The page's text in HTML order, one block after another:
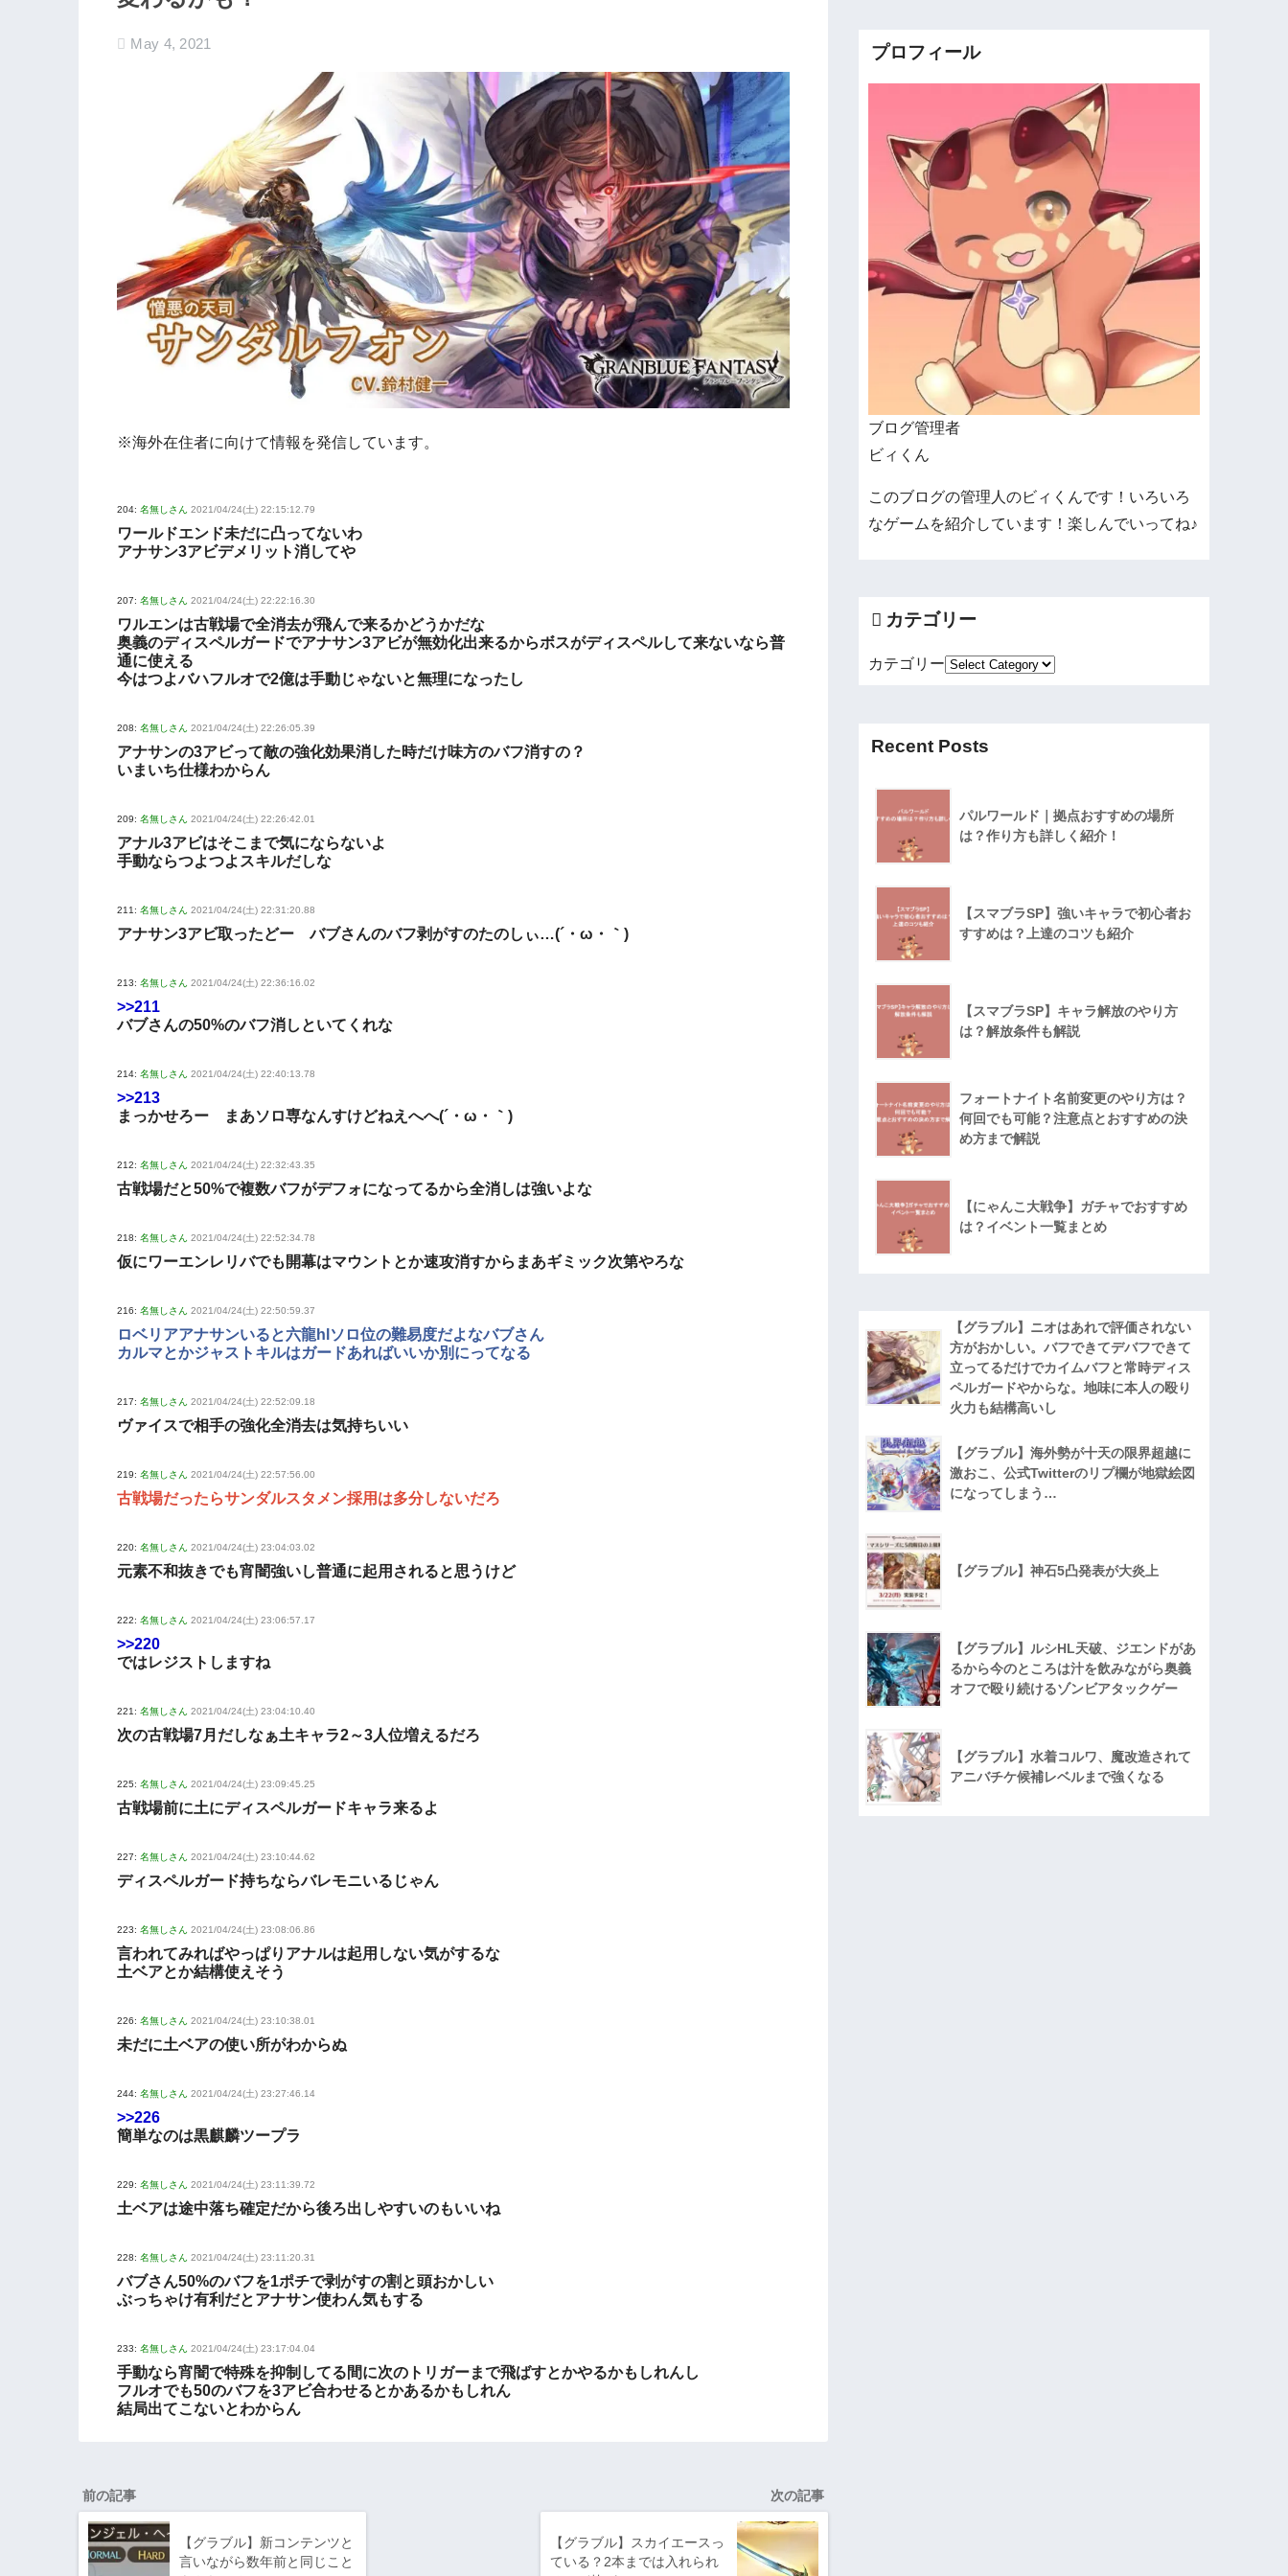
May 4, 2021
※海外在住者に向けて情報を発信しています。
204: 名無しさん 2021/04/24(土) 22:15:12.79
ワールドエンド未だに凸ってないわ
アナサン3アビデメリット消してや
207: 名無しさん 2021/04/24(土) 22:22:16.30
ワルエンは古戦場で全消去が飛んで来るかどうかだな
奥義のディスペルガードでアナサン3アビが無効化出来るからボスがディスペルして来ないなら普
通に使える
今はつよバハフルオで2億は手動じゃないと無理になったし
208: 名無しさん 2021/04/24(土) 22:26:05.39
アナサンの3アビって敵の強化効果消した時だけ味方のバフ消すの？
いまいち仕様わからん
209: 名無しさん 2021/04/24(土) 22:26:42.01
アナル3アビはそこまで気にならないよ
手動ならつよつよスキルだしな
211: 名無しさん 2021/04/24(土) 22:31:20.88
アナサン3アビ取ったどー バブさんのバフ剥がすのたのしぃ…(´・ω・｀)
213: 名無しさん 2021/04/24(土) 22:36:16.02
>>211
バブさんの50%のバフ消しといてくれな
214: 名無しさん 2021/04/24(土) 22:40:13.78
>>213
まっかせろー まあソロ専なんすけどねえへへ(´・ω・｀)
212: 名無しさん 2021/04/24(土) 22:32:43.35
古戦場だと50%で複数バフがデフォになってるから全消しは強いよな
218: 名無しさん 2021/04/24(土) 22:52:34.78
仮にワーエンレリバでも開幕はマウントとか速攻消すからまあギミック次第やろな
216: 名無しさん 2021/04/24(土) 22:50:59.37
ロベリアアナサンいると六龍hlソロ位の難易度だよなバブさん
カルマとかジャストキルはガードあればいいか別にってなる
217: 名無しさん 2021/04/24(土) 22:52:09.18
ヴァイスで相手の強化全消去は気持ちいい
219: 名無しさん 2021/04/24(土) 22:57:56.00
古戦場だったらサンダルスタメン採用は多分しないだろ
220: 名無しさん 2021/04/24(土) 23:04:03.02
元素不和抜きでも宵闇強いし普通に起用されると思うけど
222: 名無しさん 2021/04/24(土) 23:06:57.17
>>220
ではレジストしますね
221: 名無しさん 2021/04/24(土) 23:04:10.40
次の古戦場7月だしなぁ土キャラ2～3人位増えるだろ
225: 名無しさん 2021/04/24(土) 23:09:45.25
古戦場前に土にディスペルガードキャラ来るよ
227: 名無しさん 2021/04/24(土) 23:10:44.62
ディスペルガード持ちならバレモニいるじゃん
223: 名無しさん 2021/04/24(土) 23:08:06.86
言われてみればやっぱりアナルは起用しない気がするな
土ベアとか結構使えそう
226: 名無しさん 2021/04/24(土) 23:10:38.01
未だに土ベアの使い所がわからぬ
244: 名無しさん 2021/04/24(土) 23:27:46.14
>>226
簡単なのは黒麒麟ツープラ
229: 名無しさん 2021/04/24(土) 23:11:39.72
土ベアは途中落ち確定だから後ろ出しやすいのもいいね
228: 名無しさん 2021/04/24(土) 23:11:20.31
バブさん50%のバフを1ポチで剥がすの割と頭おかしい
ぶっちゃけ有利だとアナサン使わん気もする
233: 名無しさん 2021/04/24(土) 23:17:04.04
手動なら宵闇で特殊を抑制してる間に次のトリガーまで飛ばすとかやるかもしれんし
フルオでも50のバフを3アビ合わせるとかあるかもしれん
結局出てこないとわからん
前の記事
【グラブル】新コンテンツと
言いながら数年前と同じこと
次の記事
【グラブル】スカイエースっ
ている？2本までは入れられ
プロフィール
ブログ管理者
ビィくん
このブログの管理人のビィくんです！いろいろ
なゲームを紹介しています！楽しんでいってね♪
カテゴリー
カテゴリー
Recent Posts
パルワールド｜拠点おすすめの場所
は？作り方も詳しく紹介！
【スマブラSP】強いキャラで初心者お
すすめは？上達のコツも紹介
【スマブラSP】キャラ解放のやり方
は？解放条件も解説
フォートナイト名前変更のやり方は？
何回でも可能？注意点とおすすめの決
め方まで解説
【にゃんこ大戦争】ガチャでおすすめ
は？イベント一覧まとめ
【グラブル】ニオはあれで評価されない
方がおかしい。バフできてデバフできて
立ってるだけでカイムバフと常時ディス
ペルガードやからな。地味に本人の殴り
火力も結構高いし
【グラブル】海外勢が十天の限界超越に
激おこ、公式Twitterのリプ欄が地獄絵図
になってしまう…
【グラブル】神石5凸発表が大炎上
【グラブル】ルシHL天破、ジエンドがあ
るから今のところは汁を飲みながら奥義
オフで殴り続けるゾンビアタックゲー
【グラブル】水着コルワ、魔改造されて
アニバチケ候補レベルまで強くなる